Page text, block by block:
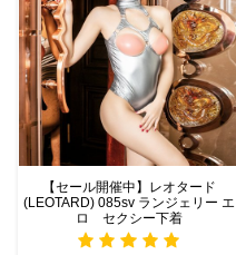
【セール開催中】レオタード
(LEOTARD) 085sv ランジェリー エ
ロ セクシー下着